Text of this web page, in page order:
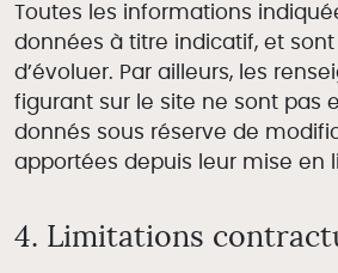
Toutes les informations
données à titre indicatif, et
d’évoluer. Par ailleurs, les
figurant sur le site ne sont pas
donnés sous réserve de
apportées depuis leur mise en
4. Limitations